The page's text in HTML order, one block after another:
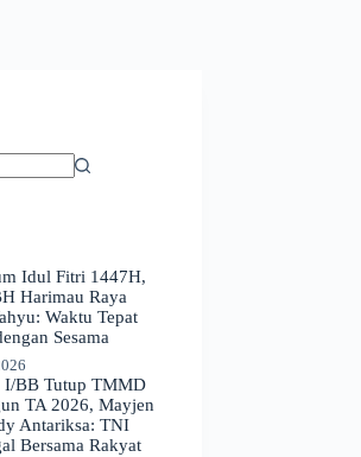
Idul Fitri 1447H,
Harimau Raya
Waktu Tepat
Sesama
I/BB Tutup TMMD
TA 2026, Mayjen
Antariksa: TNI
Bersama Rakyat